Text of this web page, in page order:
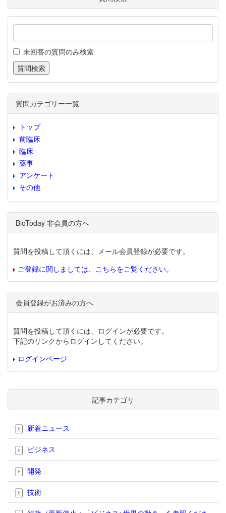
未回答の質問のみ検索
質問カテゴリー一覧
トップ
前臨床
臨床
薬事
アンケート
その他
BioToday 非会員の方へ
質問を投稿して頂くには、メール会員登録が必要です。
ご登録に関しましては、こちらをご覧ください。
会員登録がお済みの方へ
質問を投稿して頂くには、ログインが必要です。
下記のリンクからログインしてください。
ログインページ
記事カテゴリ
新着ニュース
ビジネス
開発
技術